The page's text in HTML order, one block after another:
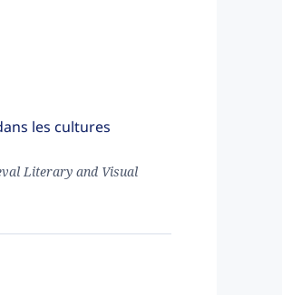
les cultures
Literary and Visual